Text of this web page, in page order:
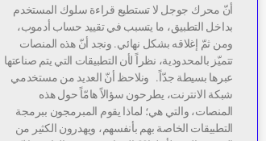
أنّ محرك جوجل لا تستطيع قراءة سلوك المستخدم
بداخل التطبيق، ما يتسبب في تقييد حساب أدموب،
ومن ثمّ إغلاقه بشكل نهائي. ونجد أنّ هذه المنصات
تتميّز بالمحدودية، نظراً لأن التطبيقات التي يتم صناعتها
عبرها بسيطة جدّاً. ونلاحظ أنّ العديد من مستخدمي
شبكة الانترنت، يطرحون سؤالاً هامّاً حول هذه
المنصات، والتي هي؛ لماذا يقوم المبرمجون ببرمجة
التطبيقات الخاصة بهم بأنفسهم، ويهدرون الكثير من